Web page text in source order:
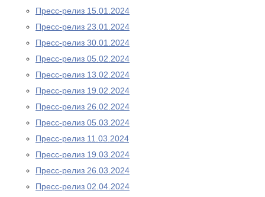
Пресс-релиз 15.01.2024
Пресс-релиз 23.01.2024
Пресс-релиз 30.01.2024
Пресс-релиз 05.02.2024
Пресс-релиз 13.02.2024
Пресс-релиз 19.02.2024
Пресс-релиз 26.02.2024
Пресс-релиз 05.03.2024
Пресс-релиз 11.03.2024
Пресс-релиз 19.03.2024
Пресс-релиз 26.03.2024
Пресс-релиз 02.04.2024